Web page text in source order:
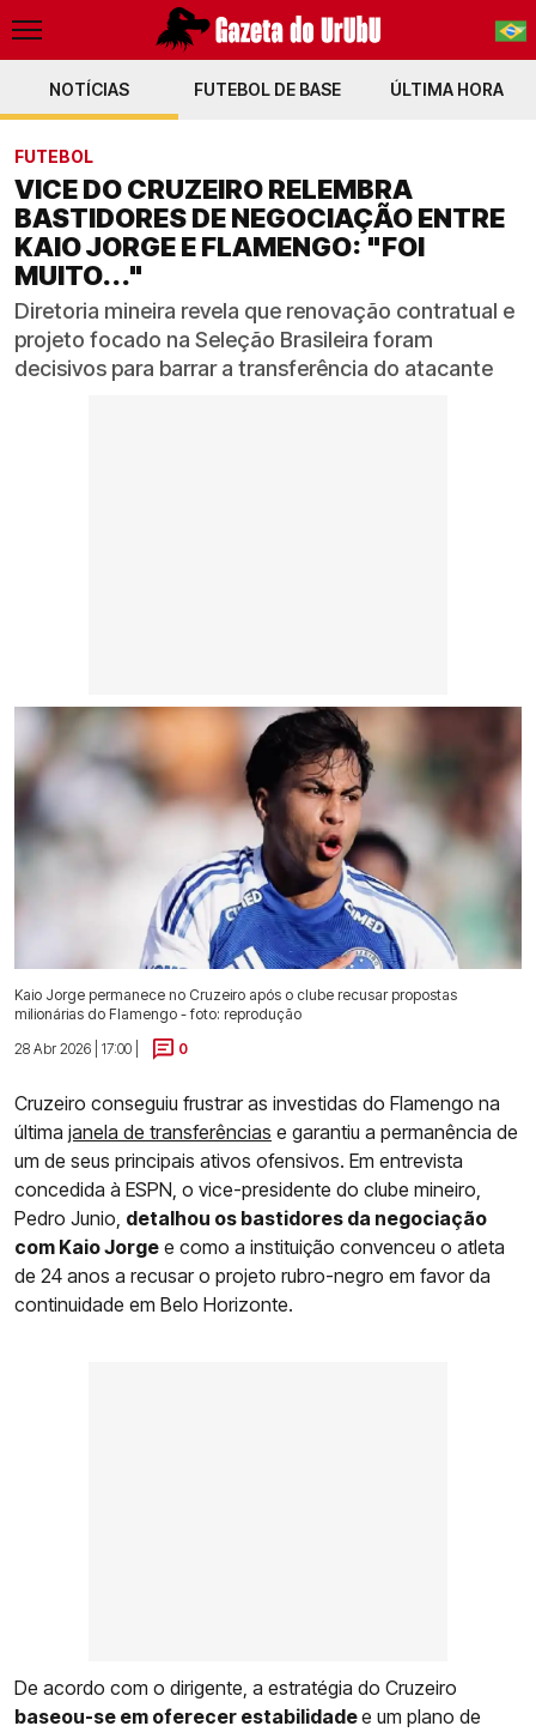
PT-BR
NOTÍCIAS FUTEBOL DE BASE ÚLTIMA HORA
FUTEBOL
VICE DO CRUZEIRO RELEMBRA
BASTIDORES DE NEGOCIAÇÃO ENTRE
KAIO JORGE E FLAMENGO: "FOI
MUITO..."
Diretoria mineira revela que renovação contratual e
projeto focado na Seleção Brasileira foram
decisivos para barrar a transferência do atacante
Kaio Jorge permanece no Cruzeiro após o clube recusar propostas
milionárias do Flamengo - foto: reprodução
28 Abr 2026 | 17:00 |
0
Cruzeiro conseguiu frustrar as investidas do Flamengo na
última janela de transferências e garantiu a permanência de
um de seus principais ativos ofensivos. Em entrevista
concedida à ESPN, o vice-presidente do clube mineiro,
Pedro Junio, detalhou os bastidores da negociação
com Kaio Jorge e como a instituição convenceu o atleta
de 24 anos a recusar o projeto rubro-negro em favor da
continuidade em Belo Horizonte.
De acordo com o dirigente, a estratégia do Cruzeiro
baseou-se em oferecer estabilidadee um plano de